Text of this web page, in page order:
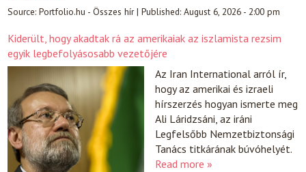
Source:Portfolio.hu - Összes hír|Published:August 6, 2026 - 2:00 pm
Kiderült, hogy akadtak rá az amerikaiak az iszlamista rezsim
egyik legbefolyásosabb vezetőjére
Az Iran International arról ír,
hogy az amerikai és izraeli
hírszerzés hogyan ismerte meg
Ali Láridzsáni, az iráni
Legfelsőbb Nemzetbiztonsági
Tanács titkárának búvóhelyét.
Read more »